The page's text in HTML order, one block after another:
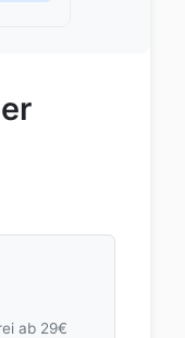
ab 29€